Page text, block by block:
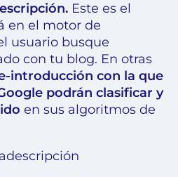
Este es el
en el motor de
usuario busque
con tu blog. En otras
introducción con la que
podrán clasificar y
en sus algoritmos de